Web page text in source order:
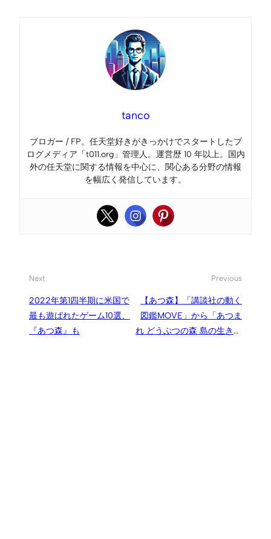
tanco
ブロガー / FP。任天堂好きがきっかけでスタートしたブ
ログメディア「t011.org」管理人。運営歴 10 年以上。国内
外の任天堂に関する情報を中心に、関心ある分野の情報
を幅広く発信しています。
Next
2022年第1四半期に米国で
最も遊ばれたゲーム10選、
『あつ森』も
Previous
【あつ森】「講談社の動く
図鑑MOVE」から「あつま
れ どうぶつの森 島の生きも